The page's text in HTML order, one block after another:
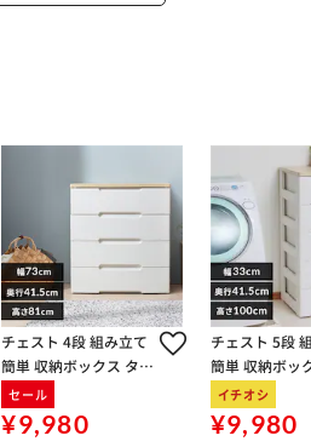
チェスト 4段 組み立て
簡単 収納ボックス タン
ス ウッドトップチェス
ト HG-724R ホワイト
セール
¥9,980
チェスト 5段
簡単 収納ボッ
ス ウッドトッ
ト HG-325 ホ
イチオシ
¥9,980